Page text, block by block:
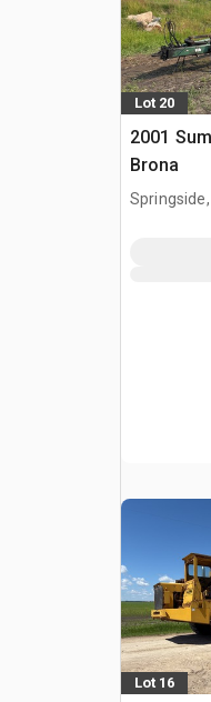
Lot 20
2001
Brona
Springside,
Lot 16